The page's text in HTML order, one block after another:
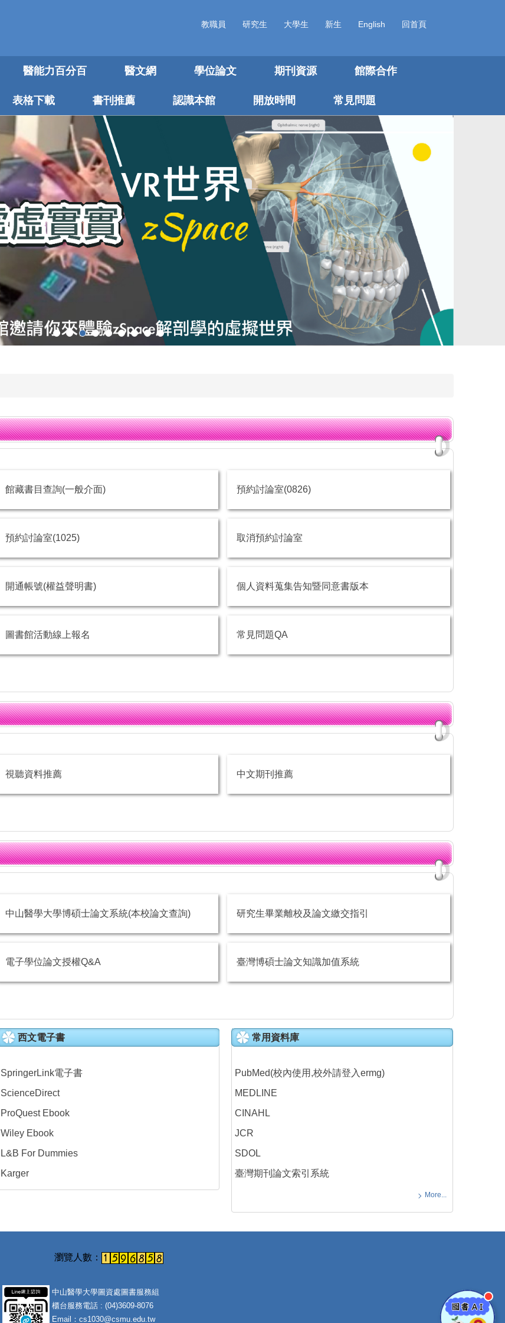
教職員 研究生 大學生 新生 English 回首頁
醫能力百分百 醫文網 學位論文 期刊資源 館際合作
表格下載 書刊推薦 認識本館 開放時間 常見問題
館藏書目查詢(一般介面) 預約討論室(0826)
預約討論室(1025) 取消預約討論室
開通帳號(權益聲明書) 個人資料蒐集告知暨同意書版本
圖書館活動線上報名 常見問題QA
視聽資料推薦 中文期刊推薦
中山醫學大學博碩士論文系統(本校論文查詢) 研究生畢業離校及論文繳交指引
電子學位論文授權Q&A 臺灣博碩士論文知識加值系統
西文電子書
SpringerLink電子書
ScienceDirect
ProQuest Ebook
Wiley Ebook
L&B For Dummies
Karger
常用資料庫
PubMed(校內使用,校外請登入ermg)
MEDLINE
CINAHL
JCR
SDOL
臺灣期刊論文索引系統
More...
中山醫學大學圖資處圖書服務組
櫃台服務電話 : (04)3609-8076
Email：cs1030@csmu.edu.tw